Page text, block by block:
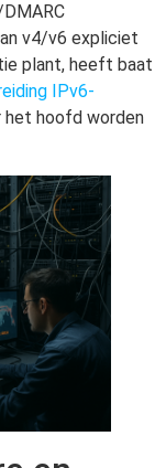
v4/v6 expliciet
plant, heeft baat
IPv6-
het hoofd worden